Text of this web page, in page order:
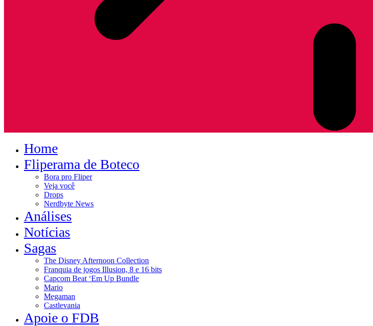
Home
Fliperama de Boteco
Bora pro Fliper
Veja você
Drops
Nerdbyte News
Análises
Notícias
Sagas
The Disney Afternoon Collection
Franquia de jogos Illusion, 8 e 16 bits
Capcom Beat ‘Em Up Bundle
Mario
Megaman
Castlevania
Apoie o FDB